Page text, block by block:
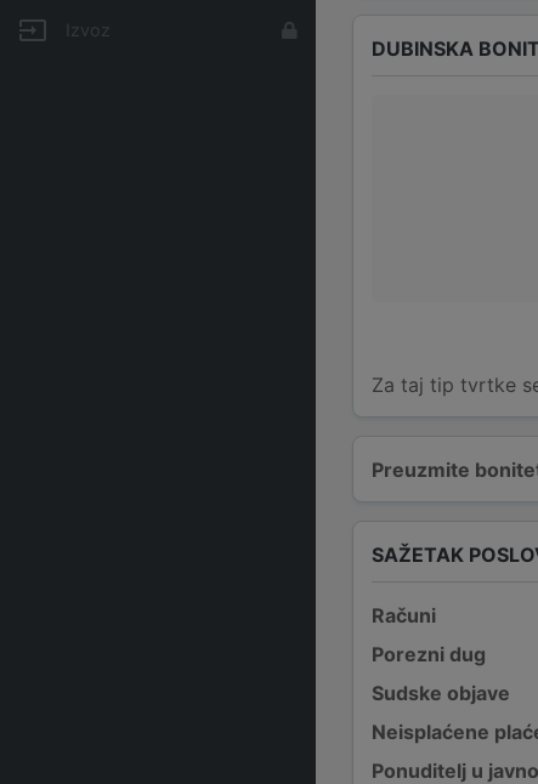
Izvoz
Preuzmite
DUBINSKA
Za taj tip tvrtke
SAŽETAK
Računi
Porezni dug
Sudske objave
Neisplaćene
Ponuditelj u